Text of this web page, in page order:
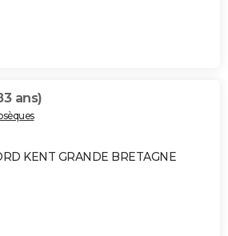
ans)
KENT GRANDE BRETAGNE